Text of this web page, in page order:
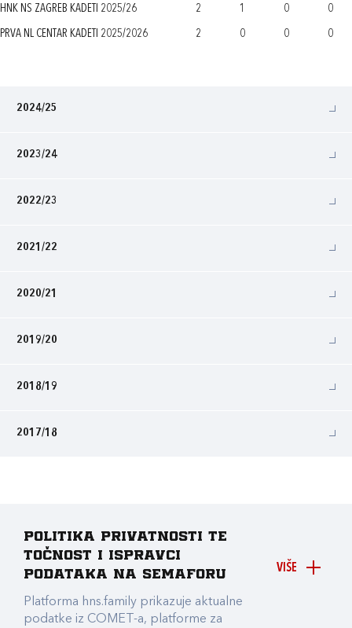
HNK NS ZAGREB KADETI 2025/26 2 1 0 0
PRVA NL CENTAR KADETI 2025/2026 2 0 0 0
2024/25
2023/24
2022/23
2021/22
2020/21
2019/20
2018/19
2017/18
VIŠE
Politika privatnosti te
točnost i ispravci
podataka na Semaforu
Platforma hns.family prikazuje aktualne
podatke iz COMET-a, platforme za